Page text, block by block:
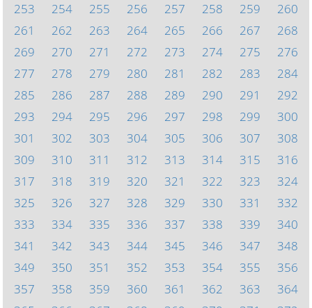
253
254 255 256 257 258 259
260
261
262 263 264 265 266 267
268
269
270 271 272 273 274 275
276
277
278 279 280 281 282 283
284
285
286 287 288 289 290 291
292
293
294 295 296 297 298 299
300
301
302 303 304 305 306 307
308
309
310 311 312 313 314 315
316
317
318 319 320 321 322 323
324
325
326 327 328 329 330 331
332
333
334 335 336 337 338 339
340
341
342 343 344 345 346 347
348
349
350 351 352 353 354 355
356
357
358 359 360 361 362 363
364